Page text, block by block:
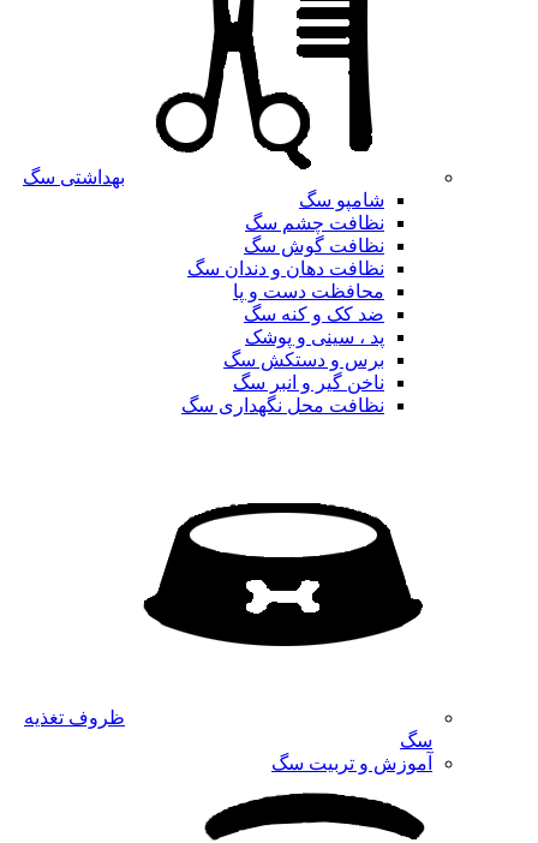
بهداشتی سگ
شامپو سگ
نظافت چشم سگ
نظافت گوش سگ
نظافت دهان و دندان سگ
محافظت دست و پا
ضد کک و کنه سگ
پد ، سینی و پوشک
برس و دستکش سگ
ناخن گیر و انبر سگ
نظافت محل نگهداری سگ
ظروف تغذیه
سگ
آموزش و تربیت سگ